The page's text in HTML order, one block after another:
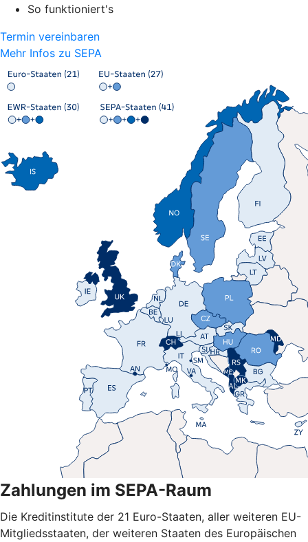
So funktioniert's
Termin vereinbaren
Mehr Infos zu SEPA
Zahlungen im SEPA-Raum
Die Kreditinstitute der 21 Euro-Staaten, aller weiteren EU-
Mitgliedsstaaten, der weiteren Staaten des Europäischen